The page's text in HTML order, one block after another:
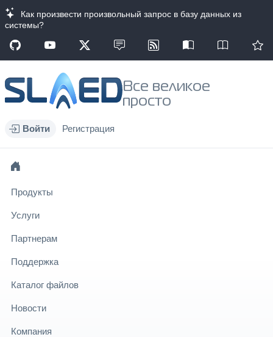
Как произвести произвольный запрос в базу данных из
системы?
Все великое
просто
Войти Регистрация
Продукты
Услуги
Партнерам
Поддержка
Каталог файлов
Новости
Компания